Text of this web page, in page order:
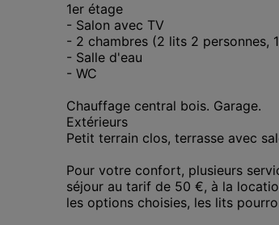
1er étage
- Salon avec TV
- 2 chambres (2 lits 2 personnes,
- Salle d'eau
- WC
Chauffage central bois. Garage.
Extérieurs
Petit terrain clos, terrasse avec
Pour votre confort, plusieurs
séjour au tarif de 50 €, à la
les options choisies, les lits